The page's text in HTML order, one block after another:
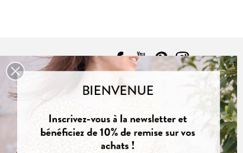
CONTACT
NOUS CONTACTER